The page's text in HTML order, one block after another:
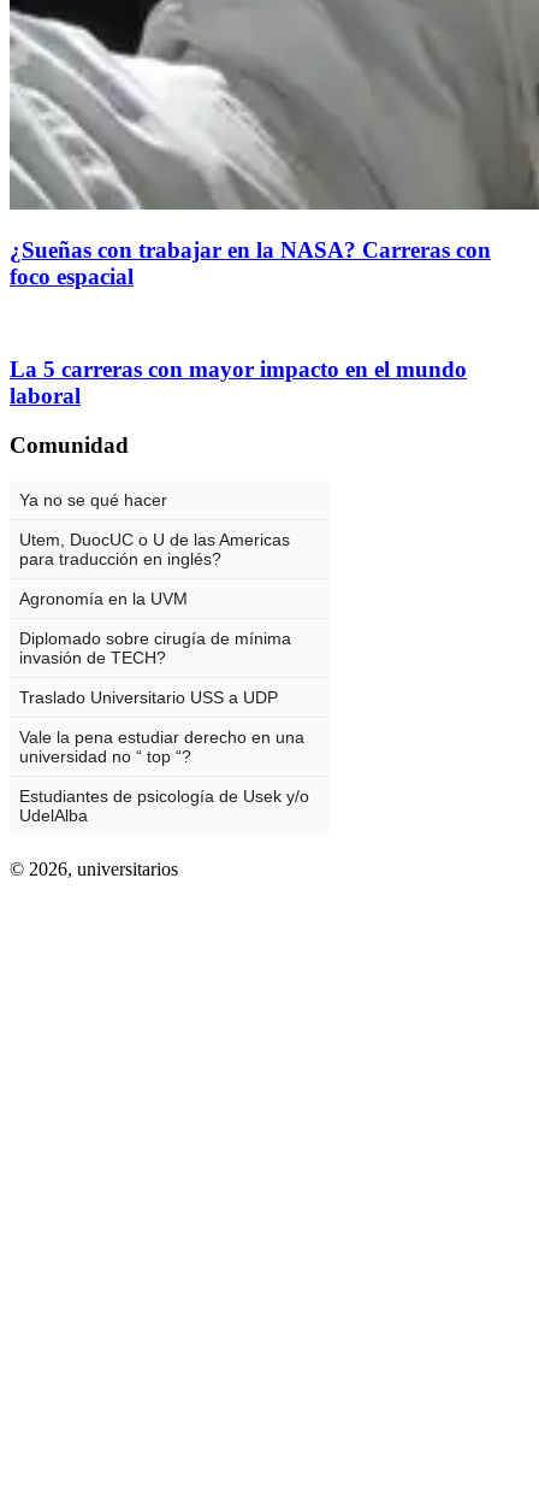
¿Sueñas con trabajar en la NASA? Carreras con
foco espacial
La 5 carreras con mayor impacto en el mundo
laboral
Comunidad
© 2026, universitarios